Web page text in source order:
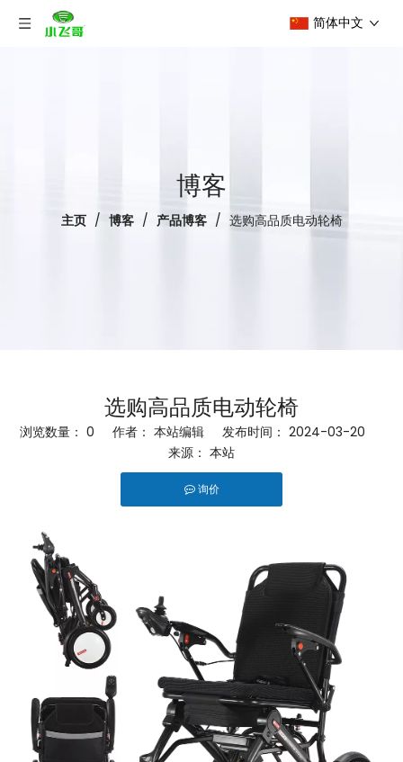
简体中文
博客
主页 / 博客 / 产品博客 / 选购高品质电动轮椅
选购高品质电动轮椅
浏览数量： 0 作者： 本站编辑 发布时间： 2024-03-20
来源： 本站
询价